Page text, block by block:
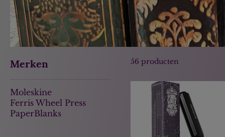
helderheid, stimuleert creativiteit en helpt je
zelf. Door gedachten op papier te zetten,
transformatie. Met Wonder Essentials maak je van schrijven een inspirerende
ervaring. Begin vandaag jouw reis naar
Merken
Moleskine
Ferris Wheel Press
PaperBlanks
56 producten